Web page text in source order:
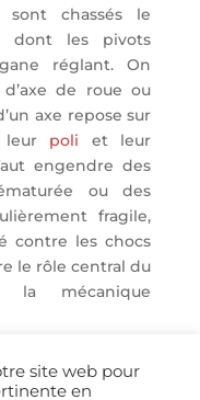
chassés le
les pivots
réglant. On
d’axe de roue ou
axe repose sur
leur poli et leur
engendre des
ou des
fragile,
contre les chocs
le rôle central du
la mécanique
site web pour
en